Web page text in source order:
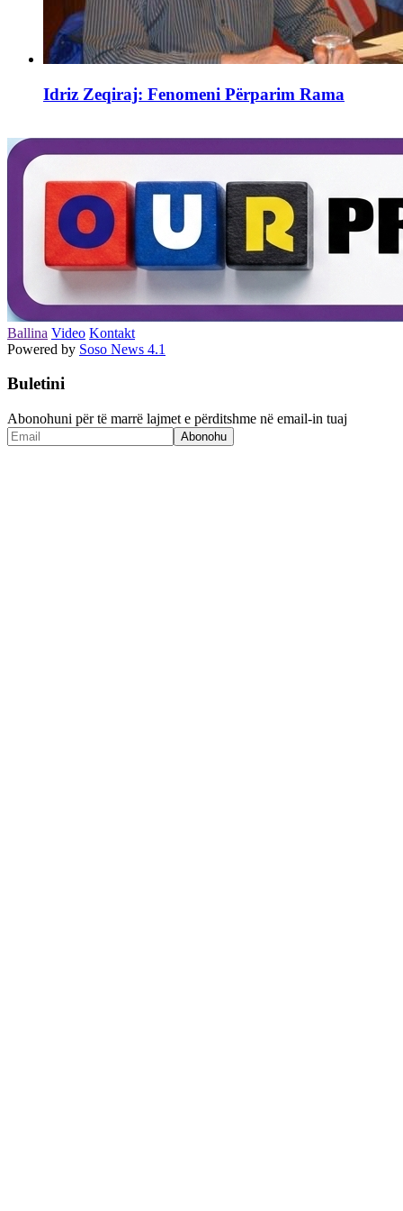
Idriz Zeqiraj: Fenomeni Përparim Rama
Ballina Video Kontakt
Powered by Soso News 4.1
Buletini
Abonohuni për të marrë lajmet e përditshme në email-in tuaj
Abonohu